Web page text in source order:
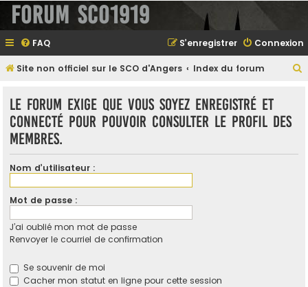
Forum SCO1919
FAQ Connexion
S’enregistrer
Site non officiel sur le SCO d'Angers Index du forum
Le forum exige que vous soyez enregistré et
connecté pour pouvoir consulter le profil des
membres.
Nom d’utilisateur :
Mot de passe :
J’ai oublié mon mot de passe
Renvoyer le courriel de confirmation
Se souvenir de moi
Cacher mon statut en ligne pour cette session